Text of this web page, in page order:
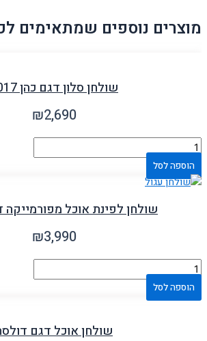
מוצרים נוספים שמתאימים
שולחן סלון דגם כהן 1017
₪2,690
הוספה לסל
שולחן לפינת אוכל מפורמייקה
₪3,990
הוספה לסל
שולחן אוכל דגם